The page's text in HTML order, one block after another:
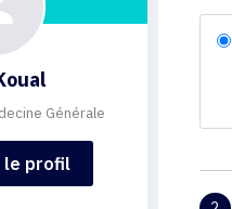
Générale
le profil